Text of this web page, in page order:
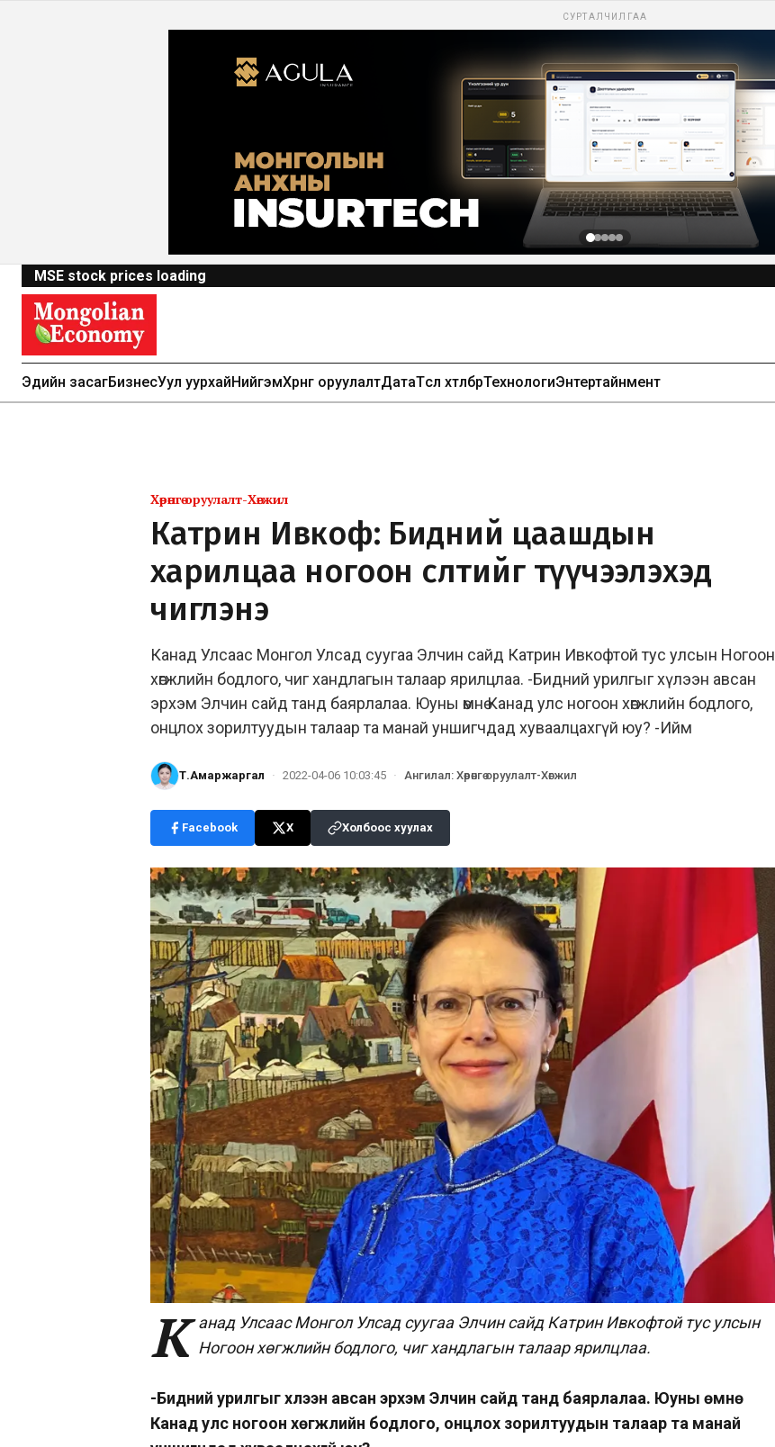
СУРТАЛЧИЛГАА
MSE stock prices loading
Эдийн засагБизнесУул уурхайНийгэмХөрөнгө оруулалтДатаТөсөл хөтөлбөрТехнологиЭнтертайнмент
Хөрөнгө оруулалт-Хөгжил
Катрин Ивкоф: Бидний цаашдын
харилцаа ногоон өсөлтийг түүчээлэхэд
чиглэнэ
Канад Улсаас Монгол Улсад суугаа Элчин сайд Катрин Ивкофтой тус улсын Ногоон
хөгжлийн бодлого, чиг хандлагын талаар ярилцлаа. -Бидний урилгыг хүлээн авсан
эрхэм Элчин сайд танд баярлалаа. Юуны өмнө Канад улс ногоон хөгжлийн бодлого,
онцлох зорилтуудын талаар та манай уншигчдад хуваалцахгүй юу? -Ийм
Т.Амаржаргал · 2022-04-06 10:03:45 · Ангилал: Хөрөнгө оруулалт-Хөгжил
Facebook X Холбоос хуулах
К анад Улсаас Монгол Улсад суугаа Элчин сайд Катрин Ивкофтой тус улсын
Ногоон хөгжлийн бодлого, чиг хандлагын талаар ярилцлаа.
-Бидний урилгыг хүлээн авсан эрхэм Элчин сайд танд баярлалаа. Юуны өмнө
Канад улс ногоон хөгжлийн бодлого, онцлох зорилтуудын талаар та манай